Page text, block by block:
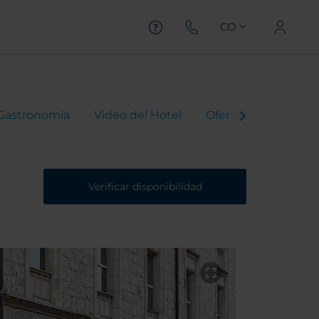
CO
Video del Hotel Ofertas
Verificar disponibilidad